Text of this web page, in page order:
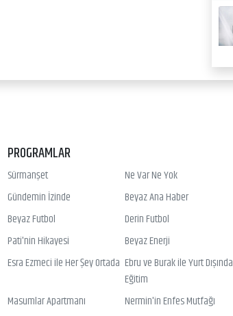
PROGRAMLAR
Sürmanşet Ne Var Ne Yok
Gündemin İzinde
Beyaz Ana Haber
Beyaz Futbol
Derin Futbol
Pati'nin Hikayesi
Beyaz Enerji
Esra Ezmeci ile Her Şey Ortada Ebru ve Burak ile Yurt Dışında
Eğitim
Masumlar Apartmanı Nermin'in Enfes Mutfağı